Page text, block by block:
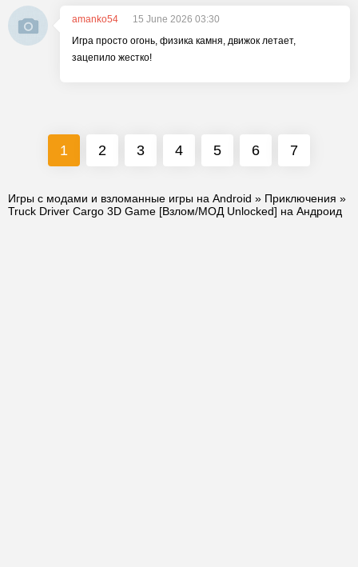
amanko54
15 June 2026 03:30
Игра просто огонь, физика камня, движок летает,
зацепило жестко!
1 2 3 4 5 6 7
Игры с модами и взломанные игры на Android » Приключения »
Truck Driver Cargo 3D Game [Взлом/МОД Unlocked] на Андроид